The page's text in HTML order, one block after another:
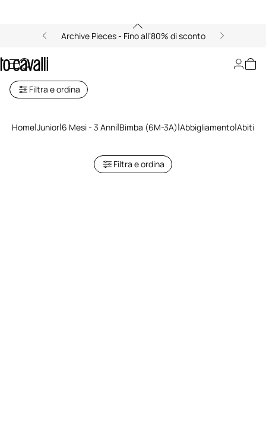
Archive Pieces - Fino all’80% di sconto
Vestiti Bimba (6M-3A)
Filtra e ordina
Home Junior 6 Mesi - 3 Anni Bimba (6M-3A) Abbigliamento Abiti
Filtra e ordina